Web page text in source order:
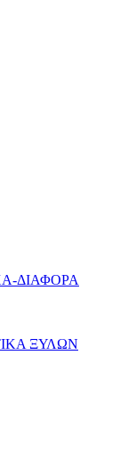
ΔΙΑΦOΡΑ
ΞΥΛΩΝ